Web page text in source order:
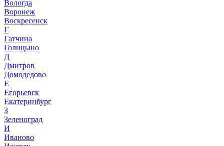
Вологда
Воронеж
Воскресенск
Г
Гатчина
Голицыно
Д
Дмитров
Домодедово
Е
Егорьевск
Екатеринбург
З
Зеленоград
И
Иваново